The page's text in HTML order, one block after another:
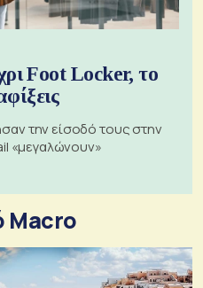
Foot Locker, το
την είσοδό τους στην
«μεγαλώνουν»
Macro